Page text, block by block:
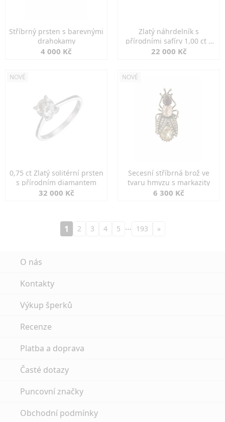
Stříbrný prsten s barevnými
drahokamy
4 000 Kč
Zlatý náhrdelník s
přírodními safíry 1,00 ct a
diamanty
22 000 Kč
NOVÉ
0,75 ct Zlatý solitérní prsten
s přírodním diamantem
32 000 Kč
NOVÉ
Secesní stříbrná brož ve
tvaru hmyzu s markazity
6 300 Kč
1 2 3 4 5 … 193 »
O nás
Kontakty
Výkup šperků
Recenze
Platba a doprava
Časté dotazy
Puncovní značky
Obchodní podmínky